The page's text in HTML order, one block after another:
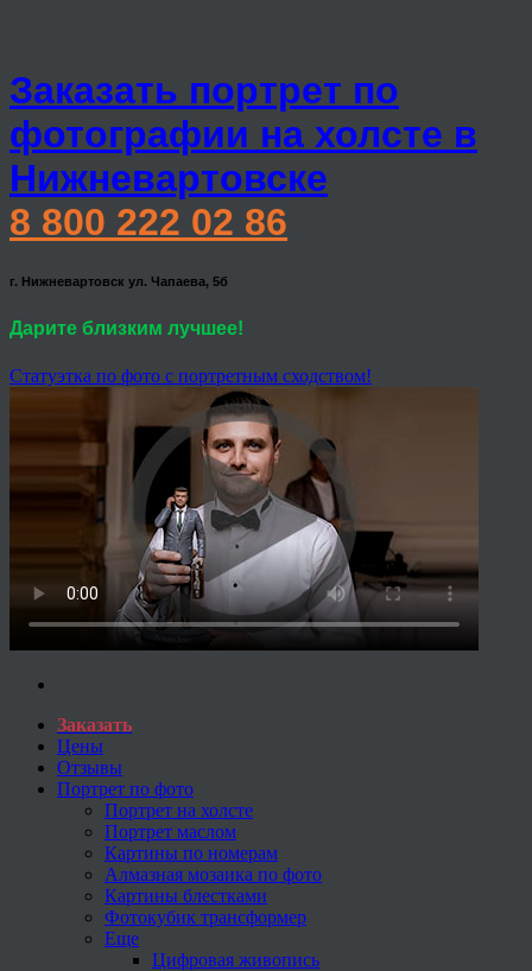
Заказать портрет по
фотографии на холсте в
Нижневартовске
8 800 222 02 86
г. Нижневартовск ул. Чапаева, 5б
Дарите близким лучшее!
Статуэтка по фото с портретным сходством!
Заказать
Цены
Отзывы
Портрет по фото
Портрет на холсте
Портрет маслом
Картины по номерам
Алмазная мозаика по фото
Картины блестками
Фотокубик трансформер
Еще
Цифровая живопись